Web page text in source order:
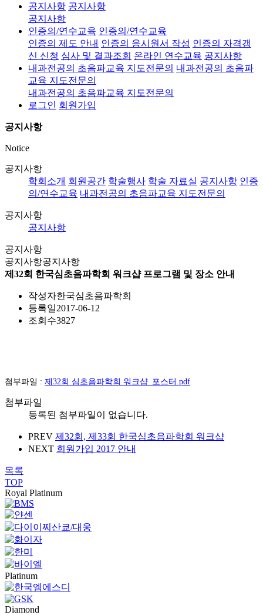
공지사항 공지사항
공지사항
인증의/연수교육 인증의/연수교육
인증의 제도 안내 인증의 응시원서 작성 인증의 자격갱
신 신청 심사 및 결과조회 온라인 연수교육 공지사항
내과전공의 초음파교육 지도전문의 내과전공의 초음파
교육 지도전문의
내과전공의 초음파교육 지도전문의
로그인 회원가입
공지사항
Notice
공지사항
학회소개 회원공간 학술행사 학술 자료실 공지사항 인증
의/연수교육 내과전공의 초음파교육 지도전문의
공지사항
공지사항
공지사항
공지사항공지사항
제32회 한국심초음파학회 워크샵 프로그램 및 장소 안내
작성자한국심초음파학회
등록일2017-06-12
조회수3827
첨부파일 : 제32회 심초음파학회 워크샵_포스터.pdf
첨부파일
등록된 첨부파일이 없습니다.
PREV 제32회, 제33회 한국심초음파학회 워크샵
NEXT 회원가입 2017 안내
목록
TOP
Royal Platinum
Platinum
Diamond